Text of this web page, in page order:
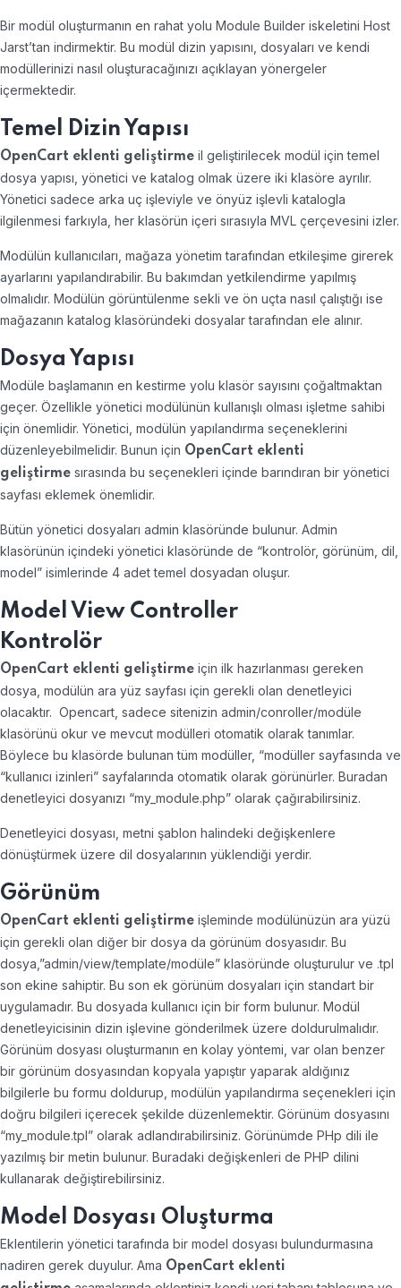
Bir modül oluşturmanın en rahat yolu Module Builder iskeletini Host
Jarst’tan indirmektir. Bu modül dizin yapısını, dosyaları ve kendi
modüllerinizi nasıl oluşturacağınızı açıklayan yönergeler
içermektedir.
Temel Dizin Yapısı
OpenCart eklenti geliştirme il geliştirilecek modül için temel
dosya yapısı, yönetici ve katalog olmak üzere iki klasöre ayrılır.
Yönetici sadece arka uç işleviyle ve önyüz işlevli katalogla
ilgilenmesi farkıyla, her klasörün içeri sırasıyla MVL çerçevesini izler.
Modülün kullanıcıları, mağaza yönetim tarafından etkileşime girerek
ayarlarını yapılandırabilir. Bu bakımdan yetkilendirme yapılmış
olmalıdır. Modülün görüntülenme sekli ve ön uçta nasıl çalıştığı ise
mağazanın katalog klasöründeki dosyalar tarafından ele alınır.
Dosya Yapısı
Modüle başlamanın en kestirme yolu klasör sayısını çoğaltmaktan
geçer. Özellikle yönetici modülünün kullanışlı olması işletme sahibi
için önemlidir. Yönetici, modülün yapılandırma seçeneklerini
düzenleyebilmelidir. Bunun için OpenCart eklenti
geliştirme sırasında bu seçenekleri içinde barındıran bir yönetici
sayfası eklemek önemlidir.
Bütün yönetici dosyaları admin klasöründe bulunur. Admin
klasörünün içindeki yönetici klasöründe de “kontrolör, görünüm, dil,
model” isimlerinde 4 adet temel dosyadan oluşur.
Model View Controller
Kontrolör
OpenCart eklenti geliştirme için ilk hazırlanması gereken
dosya, modülün ara yüz sayfası için gerekli olan denetleyici
olacaktır. Opencart, sadece sitenizin admin/conroller/modüle
klasörünü okur ve mevcut modülleri otomatik olarak tanımlar.
Böylece bu klasörde bulunan tüm modüller, “modüller sayfasında ve
“kullanıcı izinleri” sayfalarında otomatik olarak görünürler. Buradan
denetleyici dosyanızı “my_module.php” olarak çağırabilirsiniz.
Denetleyici dosyası, metni şablon halindeki değişkenlere
dönüştürmek üzere dil dosyalarının yüklendiği yerdir.
Görünüm
OpenCart eklenti geliştirme işleminde modülünüzün ara yüzü
için gerekli olan diğer bir dosya da görünüm dosyasıdır. Bu
dosya,”admin/view/template/modüle” klasöründe oluşturulur ve .tpl
son ekine sahiptir. Bu son ek görünüm dosyaları için standart bir
uygulamadır. Bu dosyada kullanıcı için bir form bulunur. Modül
denetleyicisinin dizin işlevine gönderilmek üzere doldurulmalıdır.
Görünüm dosyası oluşturmanın en kolay yöntemi, var olan benzer
bir görünüm dosyasından kopyala yapıştır yaparak aldığınız
bilgilerle bu formu doldurup, modülün yapılandırma seçenekleri için
doğru bilgileri içerecek şekilde düzenlemektir. Görünüm dosyasını
“my_module.tpl” olarak adlandırabilirsiniz. Görünümde PHp dili ile
yazılmış bir metin bulunur. Buradaki değişkenleri de PHP dilini
kullanarak değiştirebilirsiniz.
Model Dosyası Oluşturma
Eklentilerin yönetici tarafında bir model dosyası bulundurmasına
nadiren gerek duyulur. Ama OpenCart eklenti